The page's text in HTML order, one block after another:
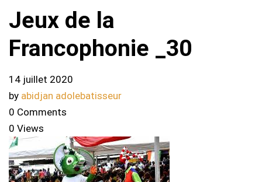
Jeux de la
Francophonie _30
14 juillet 2020
by abidjan adolebatisseur
0 Comments
0 Views